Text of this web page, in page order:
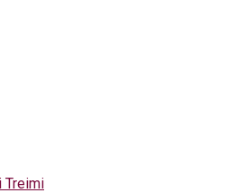
Treimi